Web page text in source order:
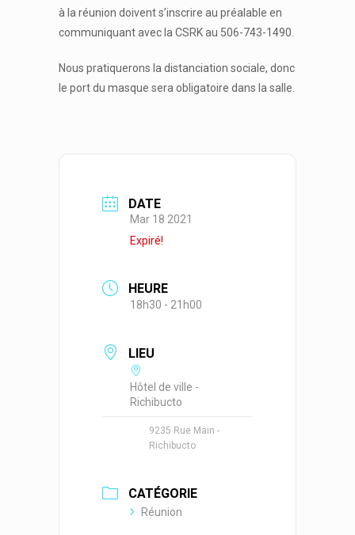
à la réunion doivent s’inscrire au préalable en
communiquant avec la CSRK au 506-743-1490.
Nous pratiquerons la distanciation sociale, donc
le port du masque sera obligatoire dans la salle.
DATE
Mar 18 2021
Expiré!
HEURE
18h30 - 21h00
LIEU
Hôtel de ville -
Richibucto
9235 Rue Main -
Richibucto
CATÉGORIE
Réunion